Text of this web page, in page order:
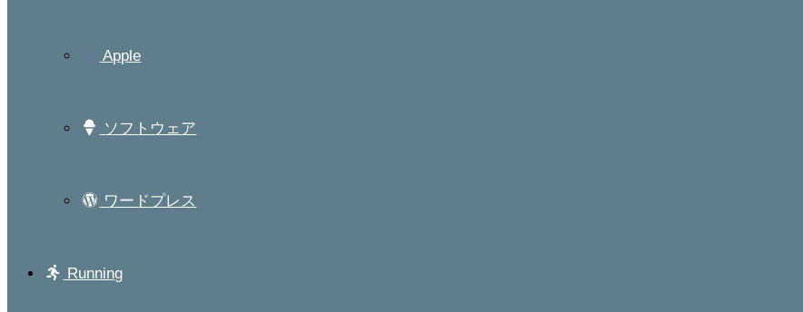
Apple
ソフトウェア
ワードプレス
Running